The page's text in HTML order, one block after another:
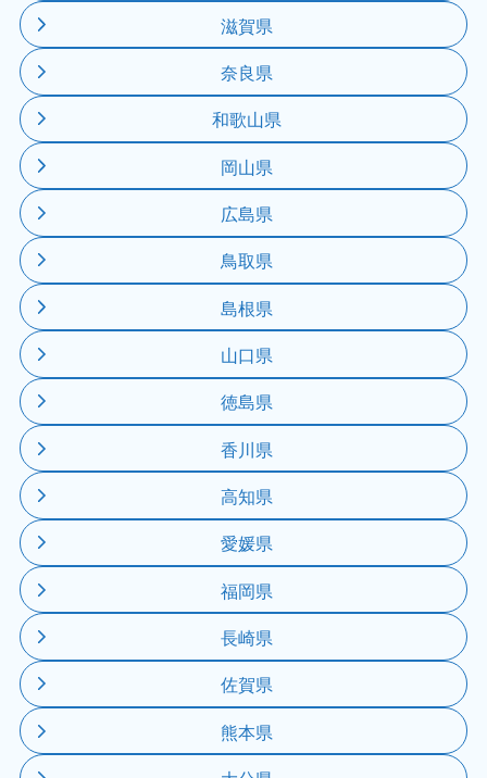
滋賀県
奈良県
和歌山県
岡山県
広島県
鳥取県
島根県
山口県
徳島県
香川県
高知県
愛媛県
福岡県
長崎県
佐賀県
熊本県